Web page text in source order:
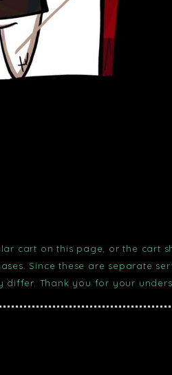
cart on this page, or the cart
Since these are separate
Thank you for your